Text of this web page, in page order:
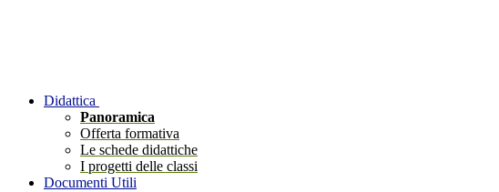
Didattica
Panoramica
Offerta formativa
Le schede didattiche
I progetti delle classi
Documenti Utili